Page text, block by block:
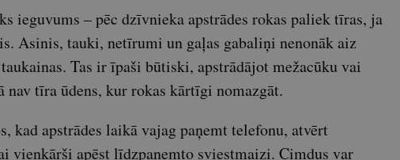
ieguvums – pēc dzīvnieka apstrādes rokas paliek tīras, ja
Asinis, tauki, netīrumi un gaļas gabaliņi nenonāk aiz
Tas ir īpaši būtiski, apstrādājot mežacūku vai
nav tīra ūdens, kur rokas kārtīgi nomazgāt.
kad apstrādes laikā vajag paņemt telefonu, atvērt
vienkārši apēst līdzpaņemto sviestmaizi. Cimdus var